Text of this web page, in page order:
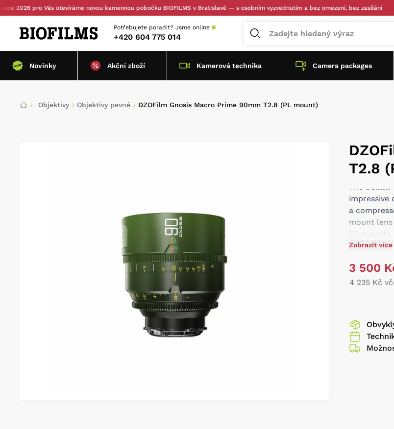
pro Vás otevíráme novou kamennou pobočku BIOFILMS v Bratislavě — s osobním vyzvednutím a bez omezení, bez zasílání
Potřebujete poradit? Jsme online
+420 604 775 014
Novinky Akční zboží Kamerová technika Camera packages
Objektivy Objektivy pevné DZOFilm Gnosis Macro Prime 90mm T2.8 (PL mount)
T2.8
The 90mm
impressive
a
mount
EF
Covers
1.5:1
T2.8 to
Lens
Zobrazit více
3 500
4 235 Kč